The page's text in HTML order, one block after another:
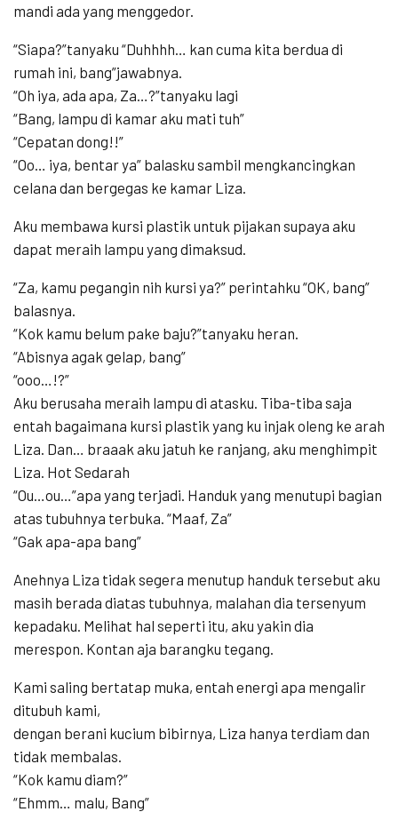
mandi ada yang menggedor.
“Siapa?”tanyaku “Duhhhh… kan cuma kita berdua di
rumah ini, bang”jawabnya.
“Oh iya, ada apa, Za…?”tanyaku lagi
“Bang, lampu di kamar aku mati tuh”
“Cepatan dong!!”
“Oo… iya, bentar ya” balasku sambil mengkancingkan
celana dan bergegas ke kamar Liza.
Aku membawa kursi plastik untuk pijakan supaya aku
dapat meraih lampu yang dimaksud.
“Za, kamu pegangin nih kursi ya?” perintahku “OK, bang”
balasnya.
“Kok kamu belum pake baju?”tanyaku heran.
“Abisnya agak gelap, bang”
“ooo…!?”
Aku berusaha meraih lampu di atasku. Tiba-tiba saja
entah bagaimana kursi plastik yang ku injak oleng ke arah
Liza. Dan… braaak aku jatuh ke ranjang, aku menghimpit
Liza. Hot Sedarah
“Ou…ou…”apa yang terjadi. Handuk yang menutupi bagian
atas tubuhnya terbuka. “Maaf, Za”
“Gak apa-apa bang”
Anehnya Liza tidak segera menutup handuk tersebut aku
masih berada diatas tubuhnya, malahan dia tersenyum
kepadaku. Melihat hal seperti itu, aku yakin dia
merespon. Kontan aja barangku tegang.
Kami saling bertatap muka, entah energi apa mengalir
ditubuh kami,
dengan berani kucium bibirnya, Liza hanya terdiam dan
tidak membalas.
“Kok kamu diam?”
“Ehmm… malu, Bang”